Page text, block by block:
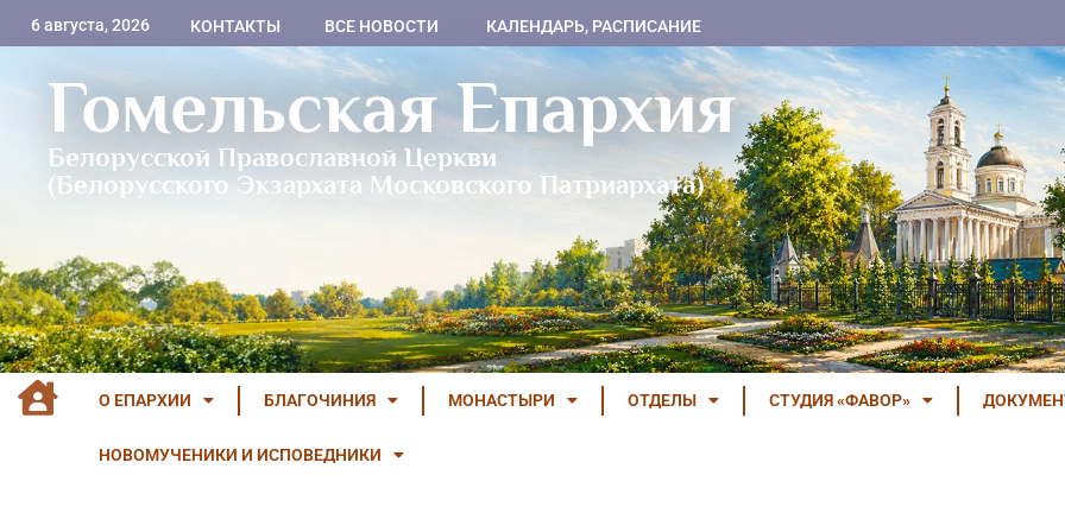
6 августа, 2026 КОНТАКТЫ ВСЕ НОВОСТИ КАЛЕНДАРЬ, РАСПИСАНИЕ
Гомельская Епархия
Белорусской Православной Церкви
(Белорусского Экзархата Московского Патриархата)
О ЕПАРХИИ БЛАГОЧИНИЯ МОНАСТЫРИ ОТДЕЛЫ СТУДИЯ «ФАВОР»
НОВОМУЧЕНИКИ И ИСПОВЕДНИКИ